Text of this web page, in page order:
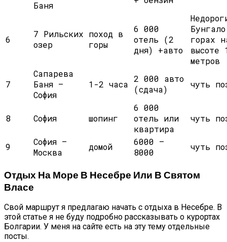
Баня
6
7 Рильских
озер
поход в
горы
6 000
отель (2
дня) +авто
горах
высоте
метров
7
Сапарева
Баня —
София
1-2 часа
2 000 авто
(сдача)
чуть
8 София шопинг
6 000
отель или
квартира
чуть
9
София —
Москва
домой
6000 —
8000
чуть
Отдых На Море В Несебре Или В Святом
Власе
Свой маршрут я предлагаю начать с отдыха в Несебре. В
этой статье я не буду подробно рассказывать о курортах
Болгарии. У меня на сайте есть на эту тему отдельные
посты.